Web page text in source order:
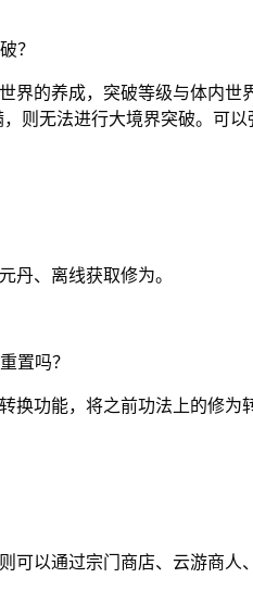
？
界的养成，突破等级与体内世
则无法进行大境界突破。可
丹、离线获取修为。
置吗？
换功能，将之前功法上的修为
可以通过宗门商店、云游商人